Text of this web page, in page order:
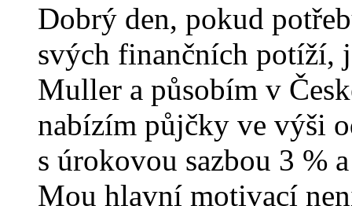
Dobrý den, pokud
svých finančních potíží,
Muller a působím v
nabízím půjčky ve výši
s úrokovou sazbou 3 %
Mou hlavní motivací